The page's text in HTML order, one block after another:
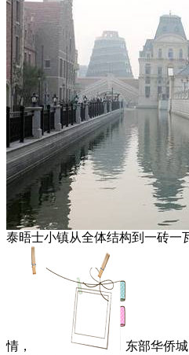
泰晤士小镇从全体结构到一砖一
情，
东部华侨